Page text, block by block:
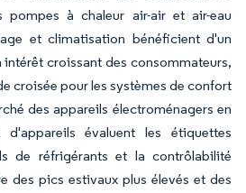
pompes à chaleur air-air et air-eau
et climatisation bénéficient d'un
croissant des consommateurs,
croisée pour les systèmes de confort
des appareils électroménagers en
d'appareils évaluent les étiquettes
de réfrigérants et la contrôlabilité
des pics estivaux plus élevés et des